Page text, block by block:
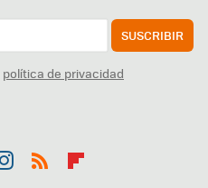
SUSCRIBIR
política de privacidad